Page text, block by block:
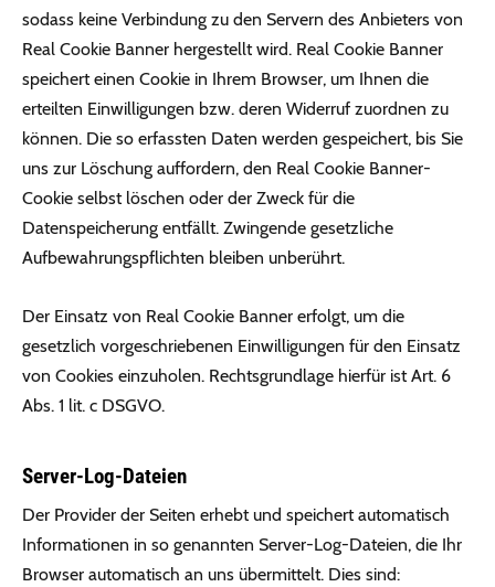
sodass keine Verbindung zu den Servern des Anbieters von
Real Cookie Banner hergestellt wird. Real Cookie Banner
speichert einen Cookie in Ihrem Browser, um Ihnen die
erteilten Einwilligungen bzw. deren Widerruf zuordnen zu
können. Die so erfassten Daten werden gespeichert, bis Sie
uns zur Löschung auffordern, den Real Cookie Banner-
Cookie selbst löschen oder der Zweck für die
Datenspeicherung entfällt. Zwingende gesetzliche
Aufbewahrungspflichten bleiben unberührt.
Der Einsatz von Real Cookie Banner erfolgt, um die
gesetzlich vorgeschriebenen Einwilligungen für den Einsatz
von Cookies einzuholen. Rechtsgrundlage hierfür ist Art. 6
Abs. 1 lit. c DSGVO.
Server-Log-Dateien
Der Provider der Seiten erhebt und speichert automatisch
Informationen in so genannten Server-Log-Dateien, die Ihr
Browser automatisch an uns übermittelt. Dies sind: